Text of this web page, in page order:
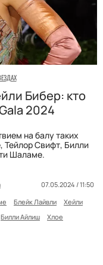
Бибер: кто
2024
на балу таких
Тейлор Свифт, Билли
Шаламе.
07.05.2024 / 11:50
Блейк Лайвли
Хейли
Билли Айлиш
Хлое